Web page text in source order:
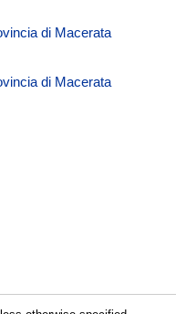
di Macerata
di Macerata